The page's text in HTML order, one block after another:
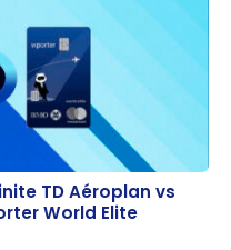
TD Aéroplan vs
World Elite
TD Aéroplan vs
World Elite